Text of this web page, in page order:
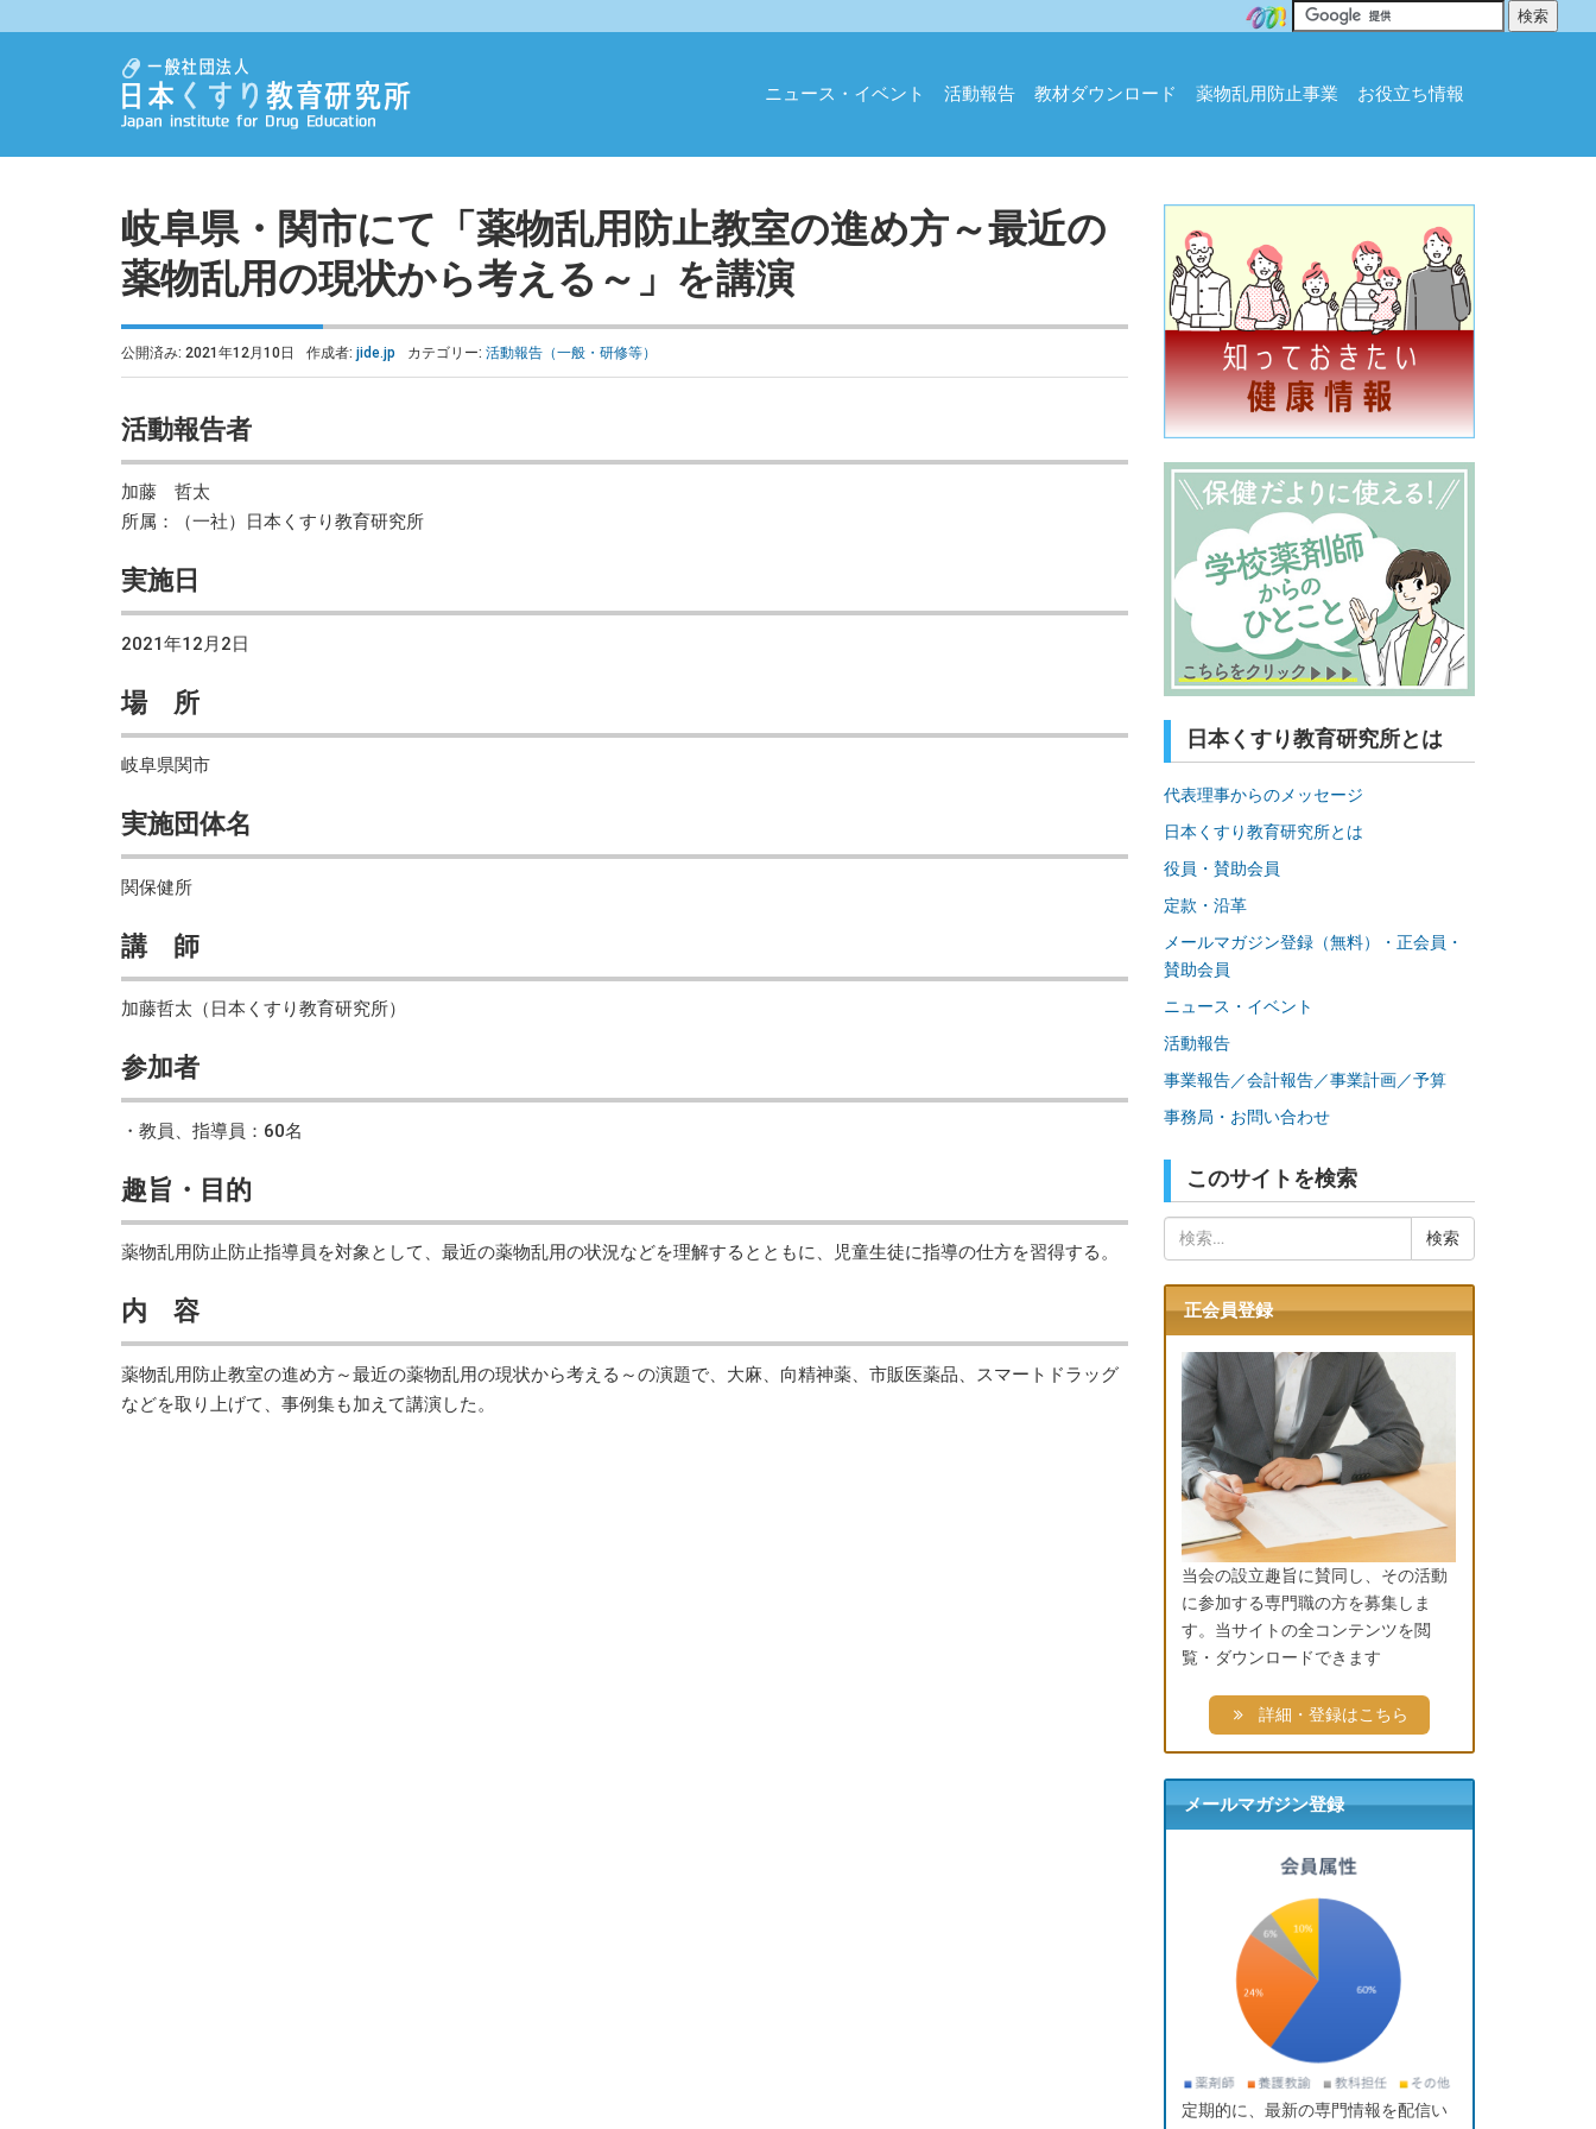
ニュース・イベント 活動報告 教材ダウンロード 薬物乱用防止事業 お役立ち情報
岐阜県・関市にて「薬物乱用防止教室の進め方～最近の
薬物乱用の現状から考える～」を講演
公開済み: 2021年12月10日 作成者: jide.jp カテゴリー: 活動報告（一般・研修等）
活動報告者
加藤 哲太
所属：（一社）日本くすり教育研究所
実施日
2021年12月2日
場 所
岐阜県関市
実施団体名
関保健所
講 師
加藤哲太（日本くすり教育研究所）
参加者
・教員、指導員：60名
趣旨・目的
薬物乱用防止防止指導員を対象として、最近の薬物乱用の状況などを理解するとともに、児童生徒に指導の仕方を習得する。
内 容
薬物乱用防止教室の進め方～最近の薬物乱用の現状から考える～の演題で、大麻、向精神薬、市販医薬品、スマートドラッグ
などを取り上げて、事例集も加えて講演した。
日本くすり教育研究所とは
代表理事からのメッセージ
日本くすり教育研究所とは
役員・賛助会員
定款・沿革
メールマガジン登録（無料）・正会員・
賛助会員
ニュース・イベント
活動報告
事業報告／会計報告／事業計画／予算
事務局・お問い合わせ
このサイトを検索
索:
正会員登録
当会の設立趣旨に賛同し、その活動
に参加する専門職の方を募集しま
す。当サイトの全コンテンツを閲
覧・ダウンロードできます
詳細・登録はこちら
メールマガジン登録
定期的に、最新の専門情報を配信い